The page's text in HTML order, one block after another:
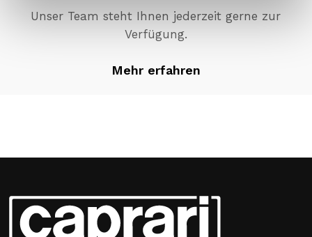
Unser Team steht Ihnen jederzeit gerne zur
Verfügung.
Mehr erfahren